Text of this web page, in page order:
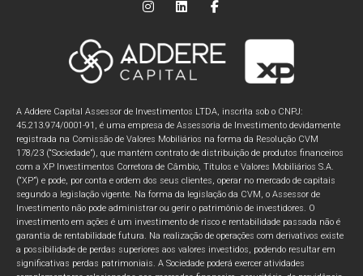
A Addere Capital Assessor de Investimentos LTDA, inscrita sob o CNPJ:
45.213.974/0001-91, é uma empresa de Assessoria de Investimento devidamente
registrada na Comissão de Valores Mobiliários na forma da Resolução CVM
178/23 (“Sociedade”), que mantém contrato de distribuição de produtos financeiros
com a XP Investimentos Corretora de Câmbio, Títulos e Valores Mobiliários S.A.
(“XP”) e pode, por conta e ordem dos seus clientes, operar no mercado de capitais
segundo a legislação vigente. Na forma da legislação da CVM, o Assessor de
Investimento não pode administrar ou gerir o patrimônio de investidores. O
investimento em ações é um investimento de risco e rentabilidade passada não é
garantia de rentabilidade futura. Na realização de operações com derivativos existe
a possibilidade de perdas superiores aos valores investidos, podendo resultar em
significativas perdas patrimoniais. A Sociedade poderá exercer atividades